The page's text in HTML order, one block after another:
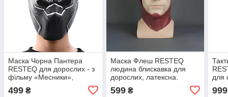
Маска Чорна Пантера
RESTEQ для дорослих - з
фільму «Месники»,
499 ₴
Маска Флеш RESTEQ
людина блискавка для
дорослих, латексна.
599₴
для
999